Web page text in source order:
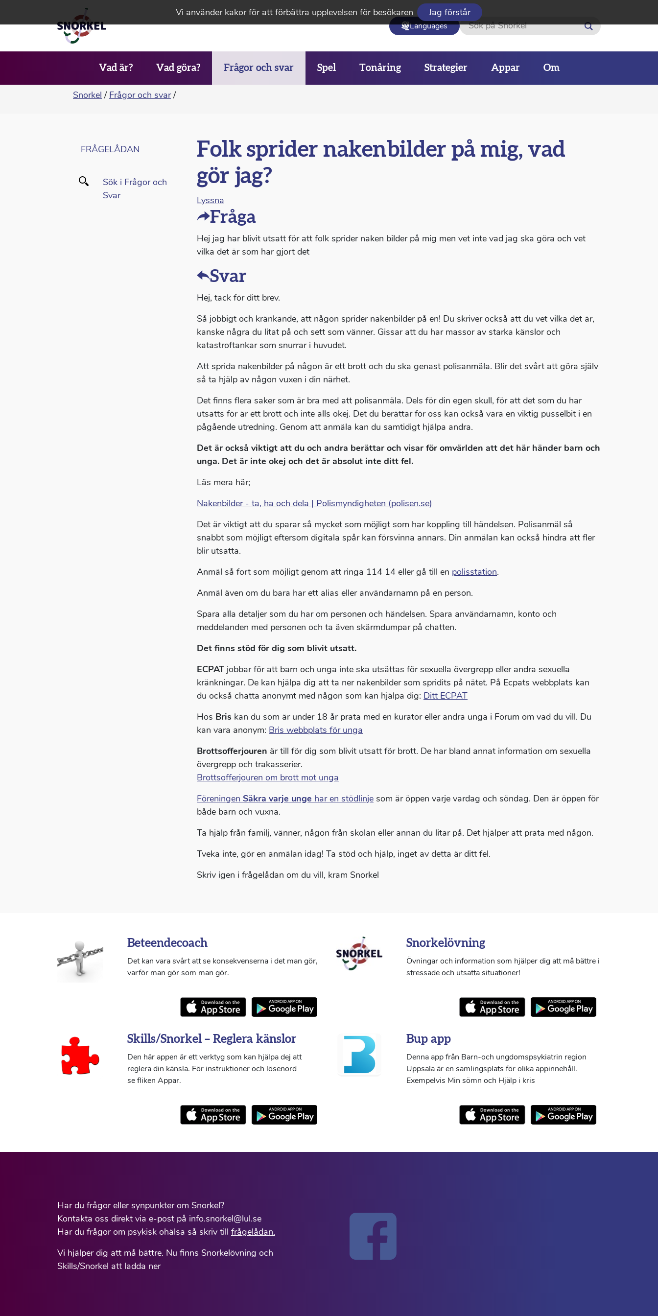
Vi använder kakor för att förbättra upplevelsen för besökaren Jag förstår
Languages Sök
Vad är? Vad göra? Frågor och svar Spel Tonåring Strategier Appar Om
Snorkel / Frågor och svar /
FRÅGELÅDAN
Sök i Frågor och
Svar
Folk sprider nakenbilder på mig, vad
gör jag?
Lyssna
Fråga
Hej jag har blivit utsatt för att folk sprider naken bilder på mig men vet inte vad jag ska göra och vet
vilka det är som har gjort det
Svar
Hej, tack för ditt brev.
Så jobbigt och kränkande, att någon sprider nakenbilder på en! Du skriver också att du vet vilka det är,
kanske några du litat på och sett som vänner. Gissar att du har massor av starka känslor och
katastroftankar som snurrar i huvudet.
Att sprida nakenbilder på någon är ett brott och du ska genast polisanmäla. Blir det svårt att göra själv
så ta hjälp av någon vuxen i din närhet.
Det finns flera saker som är bra med att polisanmäla. Dels för din egen skull, för att det som du har
utsatts för är ett brott och inte alls okej. Det du berättar för oss kan också vara en viktig pusselbit i en
pågående utredning. Genom att anmäla kan du samtidigt hjälpa andra.
Det är också viktigt att du och andra berättar och visar för omvärlden att det här händer barn och
unga. Det är inte okej och det är absolut inte ditt fel.
Läs mera här;
Nakenbilder - ta, ha och dela | Polismyndigheten (polisen.se)
Det är viktigt att du sparar så mycket som möjligt som har koppling till händelsen. Polisanmäl så
snabbt som möjligt eftersom digitala spår kan försvinna annars. Din anmälan kan också hindra att fler
blir utsatta.
Anmäl så fort som möjligt genom att ringa 114 14 eller gå till en polisstation.
Anmäl även om du bara har ett alias eller användarnamn på en person.
Spara alla detaljer som du har om personen och händelsen. Spara användarnamn, konto och
meddelanden med personen och ta även skärmdumpar på chatten.
Det finns stöd för dig som blivit utsatt.
ECPAT jobbar för att barn och unga inte ska utsättas för sexuella övergrepp eller andra sexuella
kränkningar. De kan hjälpa dig att ta ner nakenbilder som spridits på nätet. På Ecpats webbplats kan
du också chatta anonymt med någon som kan hjälpa dig: Ditt ECPAT
Hos Bris kan du som är under 18 år prata med en kurator eller andra unga i Forum om vad du vill. Du
kan vara anonym: Bris webbplats för unga
Brottsofferjouren är till för dig som blivit utsatt för brott. De har bland annat information om sexuella
övergrepp och trakasserier.
Brottsofferjouren om brott mot unga
Föreningen Säkra varje unge har en stödlinje som är öppen varje vardag och söndag. Den är öppen för
både barn och vuxna.
Ta hjälp från familj, vänner, någon från skolan eller annan du litar på. Det hjälper att prata med någon.
Tveka inte, gör en anmälan idag! Ta stöd och hjälp, inget av detta är ditt fel.
Skriv igen i frågelådan om du vill, kram Snorkel
Beteendecoach
Det kan vara svårt att se konsekvenserna i det man gör,
varför man gör som man gör.
Snorkelövning
Övningar och information som hjälper dig att må bättre i
stressade och utsatta situationer!
Skills/Snorkel – Reglera känslor
Den här appen är ett verktyg som kan hjälpa dej att
reglera din känsla. För instruktioner och lösenord
se fliken Appar.
Bup app
Denna app från Barn-och ungdomspsykiatrin region
Uppsala är en samlingsplats för olika appinnehåll.
Exempelvis Min sömn och Hjälp i kris
Har du frågor eller synpunkter om Snorkel?
Kontakta oss direkt via e-post på info.snorkel@lul.se
Har du frågor om psykisk ohälsa så skriv till frågelådan.
Vi hjälper dig att må bättre. Nu finns Snorkelövning och
Skills/Snorkel att ladda ner